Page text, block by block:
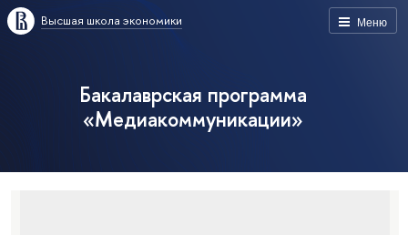
Меню
Высшая школа экономики
Бакалаврская программа
«Медиакоммуникации»